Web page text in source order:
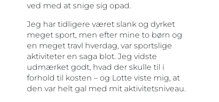
ved med at snige sig opad.
Jeg har tidligere været slank og dyrket
meget sport, men efter mine to børn og
en meget travl hverdag, var sportslige
aktiviteter en saga blot. Jeg vidste
udmærket godt, hvad der skulle til i
forhold til kosten – og Lotte viste mig, at
den var helt gal med mit aktivitetsniveau.